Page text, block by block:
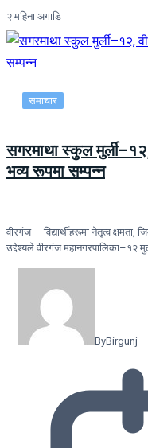
२ महिना अगाडि
समाचार
सगरमाथा स्कुल
भव्य रूपमा सम्पन्न
वीरगंज — विद्यार्थीहरूमा नेतृत्व क्षमता,
उद्देश्यले वीरगंज महानगरपालिका–१२
ByBirgunj